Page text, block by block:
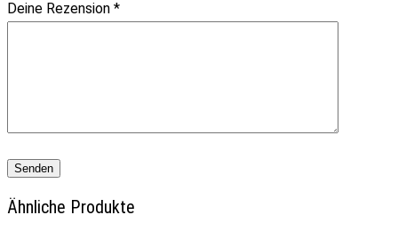
Deine Rezension *
Ähnliche Produkte